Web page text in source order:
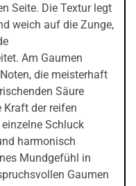
Seite. Die Textur legt
weich auf die Zunge,
Am Gaumen
die meisterhaft
Säure
Kraft der reifen
Schluck
harmonisch
Mundgefühl in
Gaumen